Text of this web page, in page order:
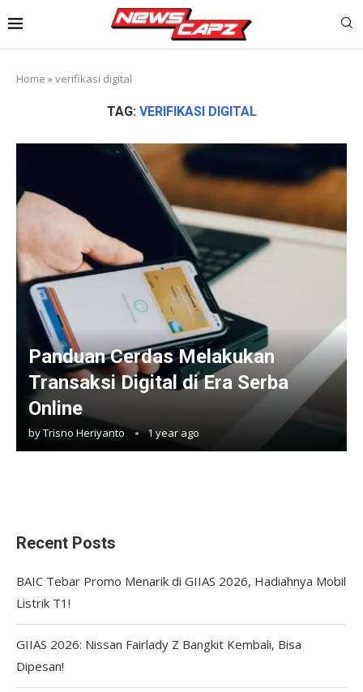
Home »verifikasi digital
TAG: VERIFIKASI DIGITAL
Panduan Cerdas Melakukan
Transaksi Digital di Era Serba
Online
byTrisno Heriyanto 1 year ago
Recent Posts
BAIC Tebar Promo Menarik di GIIAS 2026, Hadiahnya Mobil
Listrik T1!
GIIAS 2026: Nissan Fairlady Z Bangkit Kembali, Bisa
Dipesan!